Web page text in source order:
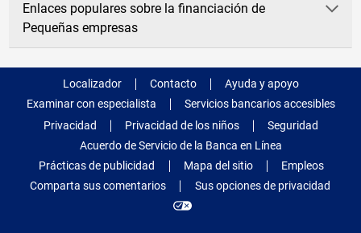
Enlaces populares sobre la financiación de
Pequeñas empresas
Localizador Contacto
Ayuda y apoyo
Examinar con especialista
Servicios bancarios accesibles
Privacidad
Privacidad de los niños
Seguridad
Acuerdo de Servicio de la Banca en Línea
Prácticas de publicidad
Mapa del sitio
Empleos
Comparta sus comentarios
Sus opciones de privacidad